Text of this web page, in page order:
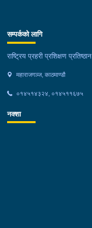
सम्पर्कको लागि
राष्ट्रिय प्रहरी प्रशिक्षण प्रतिष्ठान
महाराजगञ्ज, काठमाण्डौ
०१४५१४३२४, ०१४५११६७५
नक्शा